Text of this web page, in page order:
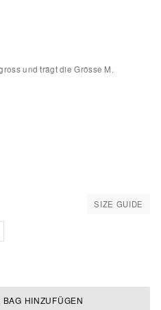
und trägt die Grösse M.
SIZE GUIDE
HINZUFÜGEN